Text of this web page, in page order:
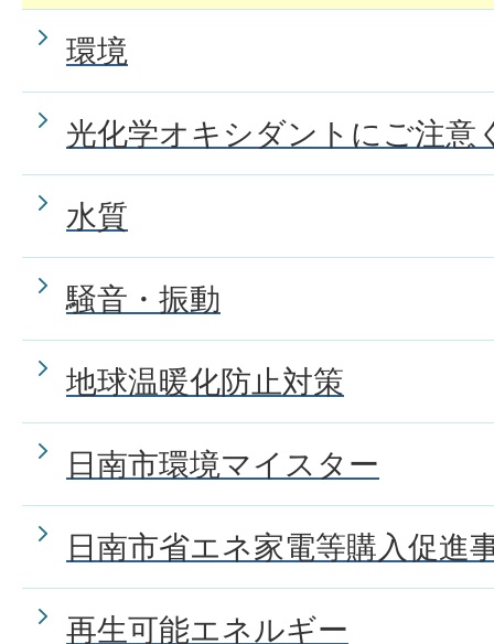
環境
光化学オキシダントにご注意
水質
騒音・振動
地球温暖化防止対策
日南市環境マイスター
日南市省エネ家電等購入促進
再生可能エネルギー